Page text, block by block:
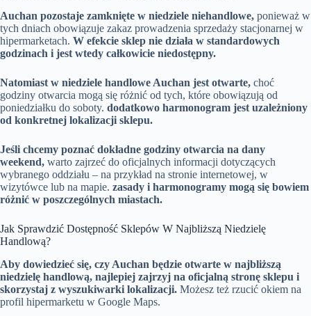
Auchan pozostaje zamknięte w niedziele niehandlowe, ponieważ w
tych dniach obowiązuje zakaz prowadzenia sprzedaży stacjonarnej w
hipermarketach. W efekcie sklep nie działa w standardowych
godzinach i jest wtedy całkowicie niedostępny.
Natomiast w niedziele handlowe Auchan jest otwarte, choć
godziny otwarcia mogą się różnić od tych, które obowiązują od
poniedziałku do soboty. dodatkowo harmonogram jest uzależniony
od konkretnej lokalizacji sklepu.
Jeśli chcemy poznać dokładne godziny otwarcia na dany
weekend, warto zajrzeć do oficjalnych informacji dotyczących
wybranego oddziału – na przykład na stronie internetowej, w
wizytówce lub na mapie. zasady i harmonogramy mogą się bowiem
różnić w poszczególnych miastach.
Jak Sprawdzić Dostępność Sklepów W Najbliższą Niedzielę
Handlową?
Aby dowiedzieć się, czy Auchan będzie otwarte w najbliższą
niedzielę handlową, najlepiej zajrzyj na oficjalną stronę sklepu i
skorzystaj z wyszukiwarki lokalizacji. Możesz też rzucić okiem na
profil hipermarketu w Google Maps.